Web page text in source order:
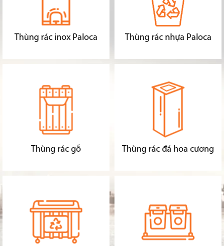
Thùng rác inox Paloca Thùng rác nhựa Paloca
Thùng rác gỗ Thùng rác đá hoa cương